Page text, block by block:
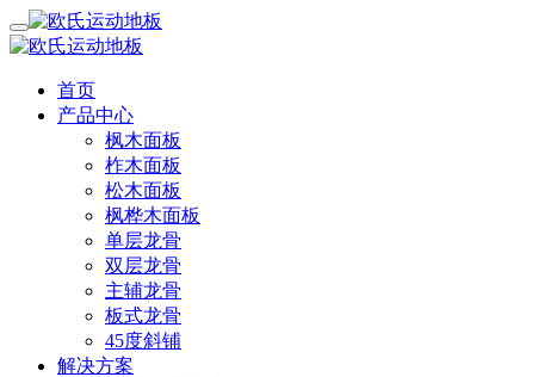
首页
产品中心
枫木面板
柞木面板
松木面板
枫桦木面板
单层龙骨
双层龙骨
主辅龙骨
板式龙骨
45度斜铺
解决方案